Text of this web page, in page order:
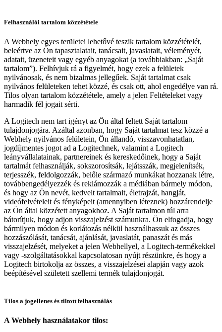
Felhasználói tartalom közzététele
A Webhely egyes területei lehetővé teszik tartalom közzétételét,
beleértve az Ön tapasztalatait, tanácsait, javaslatait, véleményét,
adatait, üzeneteit vagy egyéb anyagokat (a továbbiakban: „Saját
tartalom”). Felhívjuk rá a figyelmét, hogy ezek a felületek
nyilvánosak, és nem bizalmas jellegűek. Saját tartalmat csak
nyilvános felületeken tehet közzé, és csak ott, ahol engedélye van rá.
Tilos olyan tartalom közzététele, amely a jelen Feltételeket vagy
harmadik fél jogait sérti.
A Logitech nem tart igényt az Ön által feltett Saját tartalom
tulajdonjogára. Azáltal azonban, hogy Saját tartalmat tesz közzé a
Webhely nyilvános felületein, Ön állandó, visszavonhatatlan,
jogdíjmentes jogot ad a Logitechnek, valamint a Logitech
leányvállalatainak, partnereinek és kereskedőinek, hogy a Saját
tartalmát felhasználják, sokszorosítsák, lejátsszák, megjelenítsék,
terjesszék, feldolgozzák, belőle származó munkákat hozzanak létre,
továbbengedélyezzék és reklámozzák a médiában bármely módon,
és hogy az Ön nevét, kedvelt tartalmait, életrajzát, hangját,
videófelvételeit és fényképeit (amennyiben léteznek) hozzárendelje
az Ön által közzétett anyagokhoz. A Saját tartalmon túl arra
bátorítjuk, hogy adjon visszajelzést számunkra. Ön elfogadja, hogy
bármilyen módon és korlátozás nélkül használhassuk az összes
hozzászólását, tanácsát, ajánlását, javaslatát, panaszát és más
visszajelzését, melyeket a jelen Webhellyel, a Logitech-termékekkel
vagy -szolgáltatásokkal kapcsolatosan nyújt részünkre, és hogy a
Logitech birtokolja az összes, a visszajelzései alapján vagy azok
beépítésével született szellemi termék tulajdonjogát.
Tilos a jogellenes és tiltott felhasználás
A Webhely használatakor tilos: